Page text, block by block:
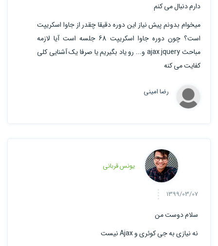
دارم دنبال می کنم
میخوام بدونم پیش نیاز این دوره دقیقا چقدر از جاوا اسکریپت
است؟ چون دوره جاوا اسکریپت 68 جلسه است آیا لازمه
مباحث ajax jquery و... رو یاد بگیریم یا صرفا یک آشنایی کلی
کفایت می کنه
رضا امینی
یونس قربانی
1399/03/07
سلام دوست من
نه نیازی به جی کوئری و Ajax نیست